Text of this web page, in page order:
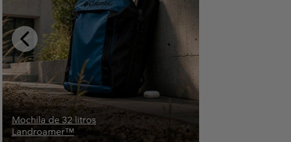
Previous
Slide
Mochila de 32 litros
Landroamer™